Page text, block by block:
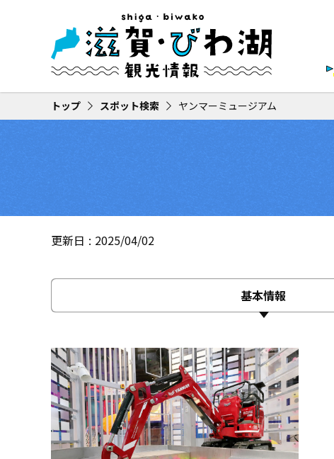
トップ スポット検索 ヤンマーミュージアム
更新日 2025/04/02
基本情報